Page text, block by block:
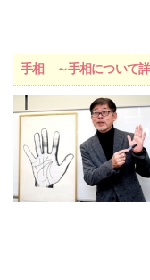
手相 ～手相について詳